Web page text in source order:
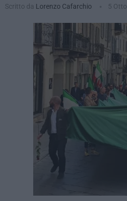
Scritto da Lorenzo Cafarchio 5